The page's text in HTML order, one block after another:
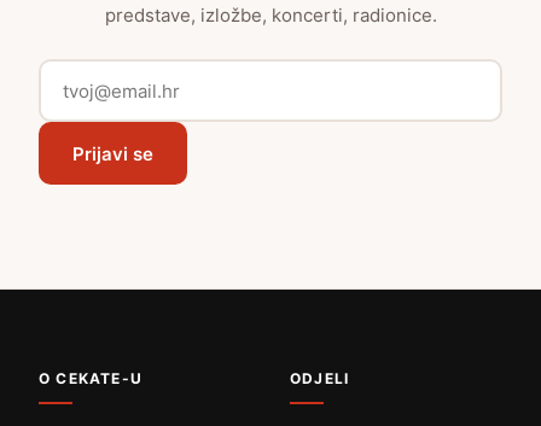
predstave, izložbe, koncerti, radionice.
Prijavi se
O CEKATE-U ODJELI